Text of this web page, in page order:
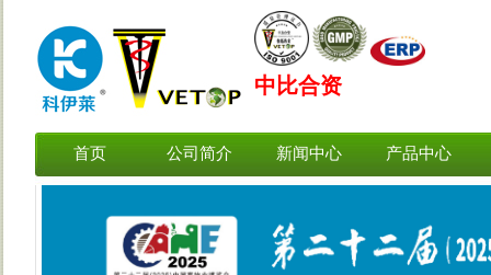
中比合资
首页 公司简介 新闻中心 产品中心